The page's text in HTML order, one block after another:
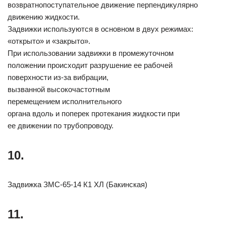
возвратнопоступательное движение перпендикулярно
движению жидкости.
Задвижки используются в основном в двух режимах:
«открыто» и «закрыто».
При использовании задвижки в промежуточном
положении происходит разрушение ее рабочей
поверхности из-за вибрации,
вызванной высокочастотным
перемещением исполнительного
органа вдоль и поперек протекания жидкости при
ее движении по трубопроводу.
10.
Задвижка ЗМС-65-14 К1 ХЛ (Бакинская)
11.